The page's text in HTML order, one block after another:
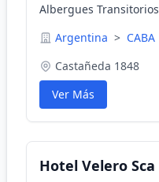
Albergues Transitorios
Argentina > CABA
Castañeda 1848
Ver Más
Hotel Velero Sca